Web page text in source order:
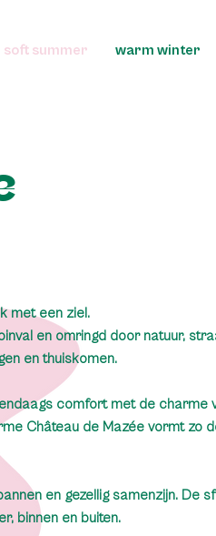
soft summer warm winter
met een ziel.
en omringd door natuur,
en thuiskomen.
comfort met de charme
Château de Mazée vormt zo
en gezellig samenzijn. De
binnen en buiten.